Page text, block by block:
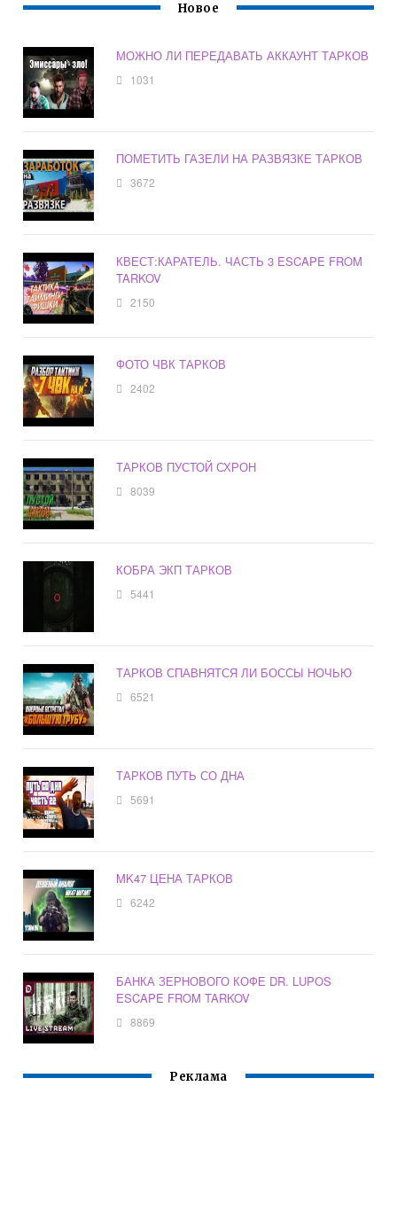
Новое
МОЖНО ЛИ ПЕРЕДАВАТЬ АККАУНТ ТАРКОВ
1031
ПОМЕТИТЬ ГАЗЕЛИ НА РАЗВЯЗКЕ ТАРКОВ
3672
КВЕСТ:КАРАТЕЛЬ. ЧАСТЬ 3 ESCAPE FROM
TARKOV
2150
ФОТО ЧВК ТАРКОВ
2402
ТАРКОВ ПУСТОЙ СХРОН
8039
КОБРА ЭКП ТАРКОВ
5441
ТАРКОВ СПАВНЯТСЯ ЛИ БОССЫ НОЧЬЮ
6521
ТАРКОВ ПУТЬ СО ДНА
5691
MK47 ЦЕНА ТАРКОВ
6242
БАНКА ЗЕРНОВОГО КОФЕ DR. LUPOS
ESCAPE FROM TARKOV
8869
Реклама